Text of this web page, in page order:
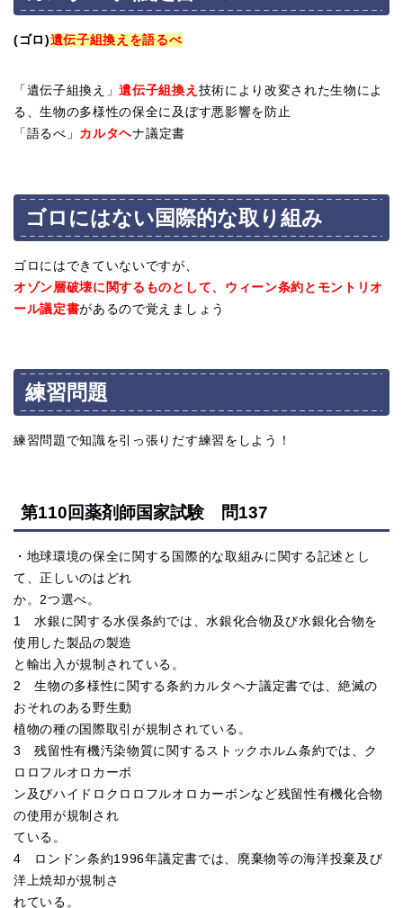
(ゴロ)遺伝子組換えを語るべ
「遺伝子組換え」遺伝子組換え 技術により改変された生物によ
る、生物の多様性の保全に及ぼす悪影響を防止
「語るべ」 カルタヘナ議定書
ゴロにはない国際的な取り組み
ゴロにはできていないですが、
オゾン層破壊に関するものとして、ウィーン条約とモントリオ
ール議定書があるので覚えましょう
練習問題
練習問題で知識を引っ張りだす練習をしよう！
第110回薬剤師国家試験 問137
・地球環境の保全に関する国際的な取組みに関する記述とし
て、正しいのはどれ
か。2つ選べ。
1 水銀に関する水俣条約では、水銀化合物及び水銀化合物を
使用した製品の製造
と輸出入が規制されている。
2 生物の多様性に関する条約カルタヘナ議定書では、絶滅の
おそれのある野生動
植物の種の国際取引が規制されている。
3 残留性有機汚染物質に関するストックホルム条約では、ク
ロロフルオロカーボ
ン及びハイドロクロロフルオロカーボンなど残留性有機化合物
の使用が規制され
ている。
4 ロンドン条約1996年議定書では、廃棄物等の海洋投棄及び
洋上焼却が規制さ
れている。